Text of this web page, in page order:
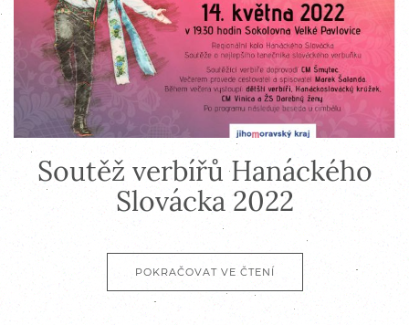
Soutěž verbířů Hanáckého
Slovácka 2022
POKRAČOVAT VE ČTENÍ